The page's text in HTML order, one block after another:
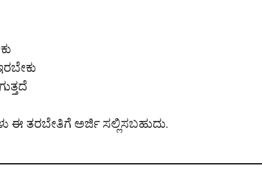
ಈ ತರಬೇತಿಗೆ ಅರ್ಜಿ ಸಲ್ಲಿಸಬಹುದು.